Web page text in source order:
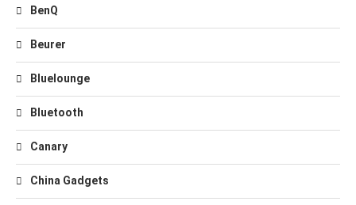
BenQ
Beurer
Bluelounge
Bluetooth
Canary
China Gadgets